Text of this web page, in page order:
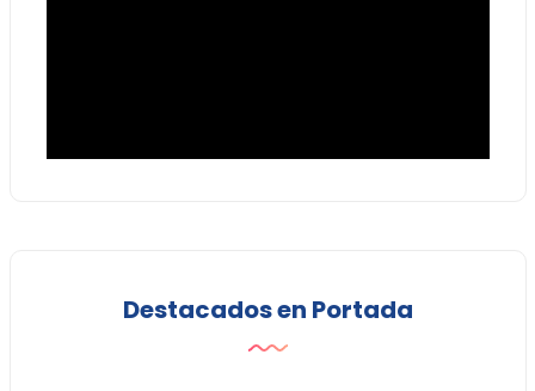
Destacados en Portada